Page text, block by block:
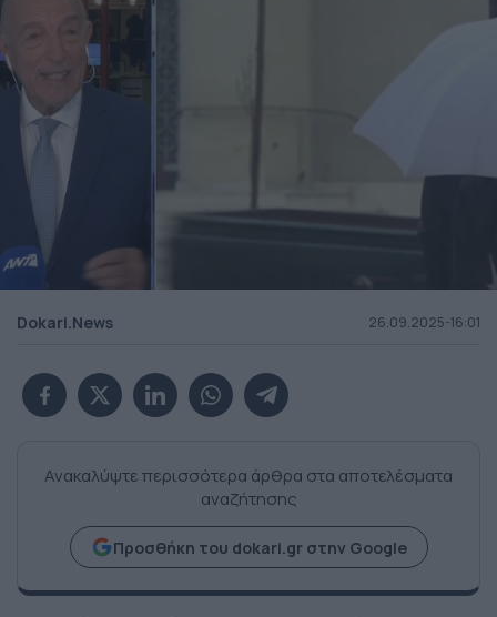
Dokari.News 26.09.2025-16:01
Ανακαλύψτε περισσότερα άρθρα στα αποτελέσματα
αναζήτησης
Προσθήκη του dokari.gr στην Google